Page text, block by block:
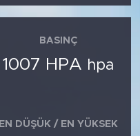
BASINÇ
1007 HPA hpa
EN DÜŞÜK / EN YÜKSEK